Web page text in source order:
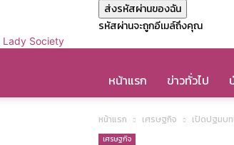
รหัสผ่านจะถูกอีเมล์ถึงคุณ
Lady Society
หน้าแรก ข่าวทั่วไป
หน้าแรก เศรษฐกิจ เปิดปฐมบท
เศรษฐกิจ